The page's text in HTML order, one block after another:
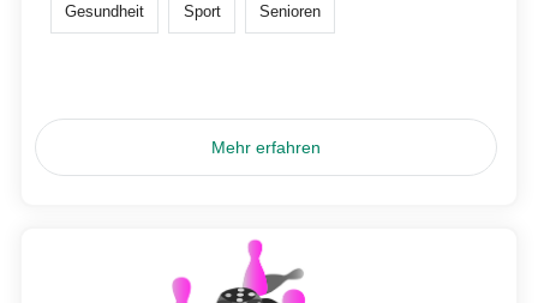
Gesundheit Sport Senioren
Mehr erfahren